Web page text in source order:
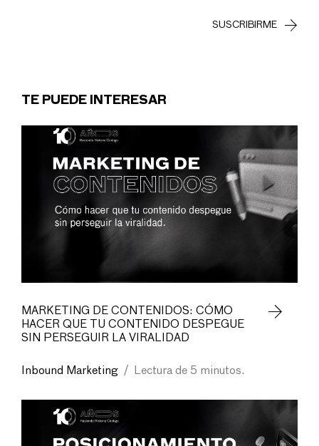
TE PUEDE INTERESAR
MARKETING DE CONTENIDOS: CÓMO
HACER QUE TU CONTENIDO DESPEGUE
SIN PERSEGUIR LA VIRALIDAD
Inbound Marketing / Lectura de 5 minutos.